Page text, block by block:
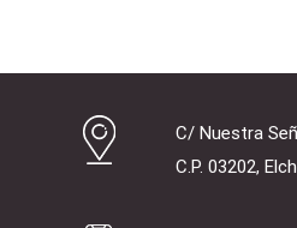
C/ Nuestra
C.P. 03202,